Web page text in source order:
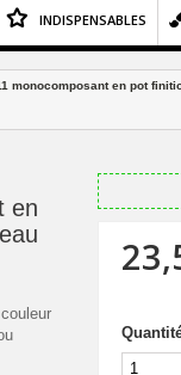
INDISPENSABLES
monocomposant en pot
en